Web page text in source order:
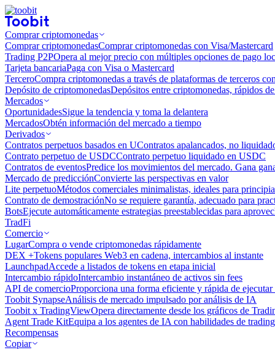
Comprar criptomonedas
Comprar criptomonedasComprar criptomonedas con Visa/Mastercard
Trading P2POpera al mejor precio con múltiples opciones de pago
Tarjeta bancariaPaga con Visa o Mastercard
TerceroCompra criptomonedas a través de plataformas de terceros
Depósito de criptomonedasDepósitos entre criptomonedas, rápidos
Mercados
OportunidadesSigue la tendencia y toma la delantera
MercadosObtén información del mercado a tiempo
Derivados
Contratos perpetuos basados ​​en UContratos apalancados, no
Contrato perpetuo de USDCContrato perpetuo liquidado en USDC
Contratos de eventosPredice los movimientos del mercado. Gana
Mercado de predicciónConvierte las perspectivas en valor
Lite perpetuoMétodos comerciales minimalistas, ideales para
Contrato de demostraciónNo se requiere garantía, adecuado para
BotsEjecute automáticamente estrategias preestablecidas para
TradFi
Comercio
LugarCompra o vende criptomonedas rápidamente
DEX +Tokens populares Web3 en cadena, intercambios al instante
LaunchpadAccede a listados de tokens en etapa inicial
Intercambio rápidoIntercambio instantáneo de activos sin fees
API de comercioProporciona una forma eficiente y rápida de
Toobit SynapseAnálisis de mercado impulsado por análisis de IA
Toobit x TradingViewOpera directamente desde los gráficos de
Agent Trade KitEquipa a los agentes de IA con habilidades de
Recompensas
Copiar